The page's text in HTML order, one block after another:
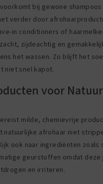
bij gewone shampoos
verder door
in conditioners of
zijdeachtig en
het wassen. Zo blijft het
niet snel kapot.
voor
milde, chemievrije
natuurlijke afrohaar niet
ook naar ingrediënten zoals
geurstoffen omdat deze
en irriteren.